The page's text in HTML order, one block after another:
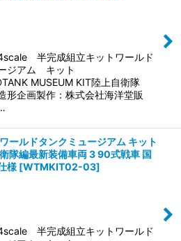
半完成組立キットワールド
ジアム キット
MUSEUM KIT陸上自衛隊
形企画製作：株式会社海洋堂販
ールドタンクミュージアム キット
隊編最新装備車両 3 90式戦車 国
様 [WTMKIT02-03]
半完成組立キットワールド